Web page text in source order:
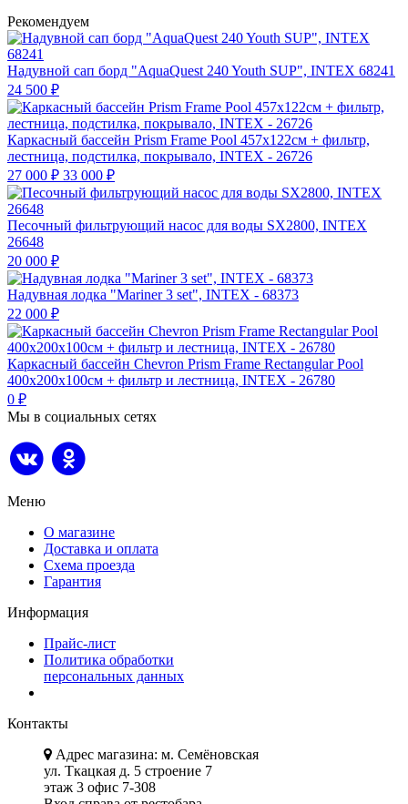
Рекомендуем
Надувной сап борд "AquaQuest 240 Youth SUP", INTEX 68241
24 500 ₽
Каркасный бассейн Prism Frame Pool 457х122см + фильтр,
лестница, подстилка, покрывало, INTEX - 26726
27 000 ₽ 33 000 ₽
Песочный фильтрующий насос для воды SX2800, INTEX
26648
20 000 ₽
Надувная лодка "Mariner 3 set", INTEX - 68373
22 000 ₽
Каркасный бассейн Chevron Prism Frame Rectangular Pool
400х200х100см + фильтр и лестница, INTEX - 26780
0 ₽
Мы в социальных сетях
Меню
О магазине
Доставка и оплата
Схема проезда
Гарантия
Информация
Прайс-лист
Политика обработки
персональных данных
Контакты
Адрес магазина: м. Семёновская
ул. Ткацкая д. 5 строение 7
этаж 3 офис 7-308